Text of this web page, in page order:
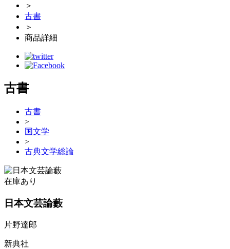
＞
古書
＞
商品詳細
古書
古書
>
国文学
>
古典文学総論
在庫あり
日本文芸論藪
片野達郎
新典社